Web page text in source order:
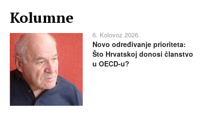
Kolumne
6. Kolovoz 2026.
Novo određivanje prioriteta:
Što Hrvatskoj donosi članstvo
u OECD-u?